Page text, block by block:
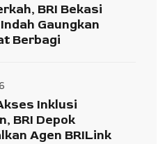
BRI Bekasi
Gaungkan
Berbagi
Inklusi
BRI Depok
Agen BRILink